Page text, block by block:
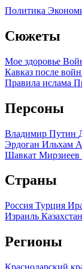
Политика
Сюжеты
Мое здоровье
Кавказ после
Правила ислама
Персоны
Владимир Путин
Эрдоган Ильхам
Шавкат Мирзиеев
Страны
Россия Турция
Израиль Казахстан
Регионы